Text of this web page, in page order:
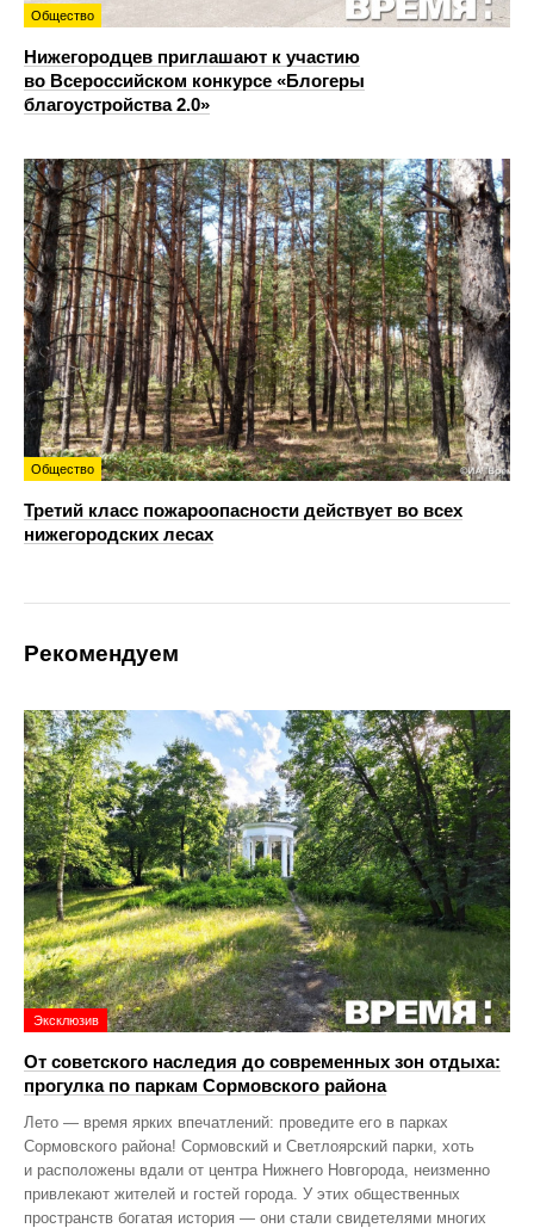
Общество
Нижегородцев приглашают к участию
во Всероссийском конкурсе «Блогеры
благоустройства 2.0»
Общество
Третий класс пожароопасности действует во всех
нижегородских лесах
Рекомендуем
Эксклюзив
От советского наследия до современных зон отдыха:
прогулка по паркам Сормовского района
Лето — время ярких впечатлений: проведите его в парках
Сормовского района! Сормовский и Светлоярский парки, хоть
и расположены вдали от центра Нижнего Новгорода, неизменно
привлекают жителей и гостей города. У этих общественных
пространств богатая история — они стали свидетелями многих